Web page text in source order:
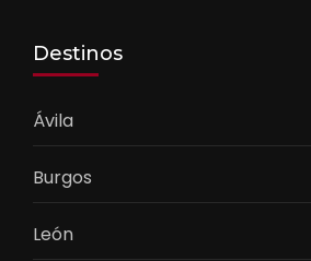
Destinos
Ávila
Burgos
León